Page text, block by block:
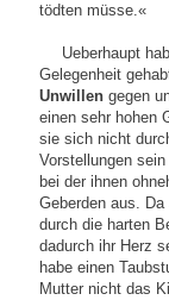
tödten müsse.«
Ueberhaupt
Gelegenheit
Unwillen gegen
einen sehr hohen
sie sich nicht
Vorstellungen
bei der ihnen
Geberden aus.
durch die harten
dadurch ihr Herz
habe einen
Mutter nicht das